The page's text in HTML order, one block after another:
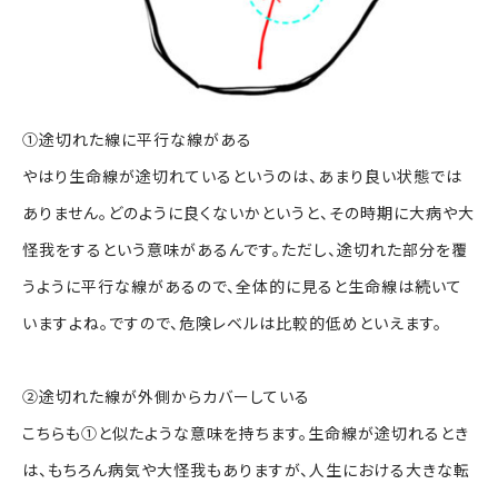
①途切れた線に平行な線がある
やはり生命線が途切れているというのは、あまり良い状態では
ありません。どのように良くないかというと、その時期に大病や大
怪我をするという意味があるんです。ただし、途切れた部分を覆
うように平行な線があるので、全体的に見ると生命線は続いて
いますよね。ですので、危険レベルは比較的低めといえます。
②途切れた線が外側からカバーしている
こちらも①と似たような意味を持ちます。生命線が途切れるとき
は、もちろん病気や大怪我もありますが、人生における大きな転